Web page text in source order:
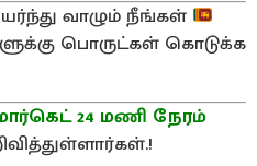
வாழும் நீங்கள்
பொருட்கள் கொடுக்க
24 மணி நேரம்